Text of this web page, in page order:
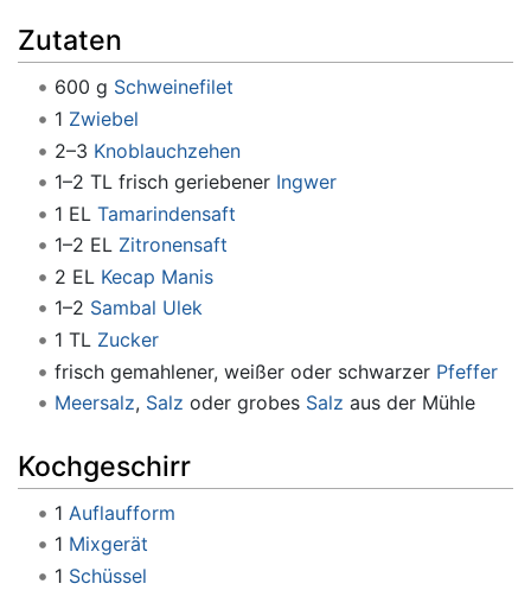
Zutaten
600 g Schweinefilet
1 Zwiebel
2–3 Knoblauchzehen
1–2 TL frisch geriebener Ingwer
1 EL Tamarindensaft
1–2 EL Zitronensaft
2 EL Kecap Manis
1–2 Sambal Ulek
1 TL Zucker
frisch gemahlener, weißer oder schwarzer Pfeffer
Meersalz, Salz oder grobes Salz aus der Mühle
Kochgeschirr
1 Auflaufform
1 Mixgerät
1 Schüssel